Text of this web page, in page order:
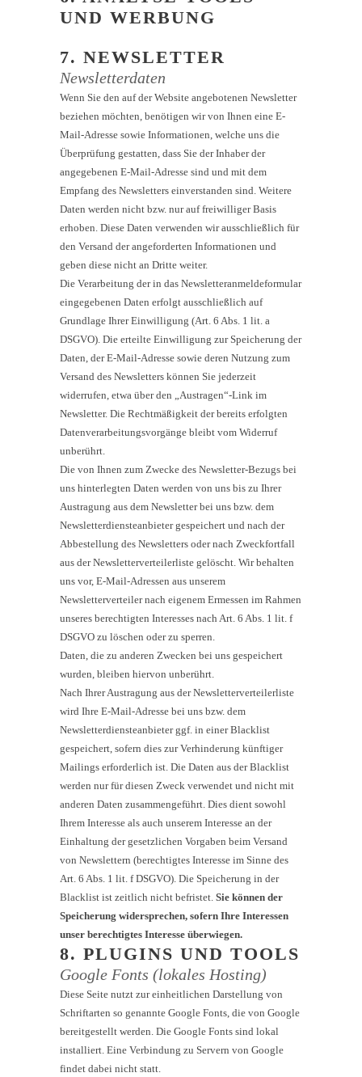
UND WERBUNG
7. NEWSLETTER
Newsletter­daten
Wenn Sie den auf der Website angebotenen Newsletter
beziehen möchten, benötigen wir von Ihnen eine E-
Mail-Adresse sowie Informationen, welche uns die
Überprüfung gestatten, dass Sie der Inhaber der
angegebenen E-Mail-Adresse sind und mit dem
Empfang des Newsletters einverstanden sind. Weitere
Daten werden nicht bzw. nur auf freiwilliger Basis
erhoben. Diese Daten verwenden wir ausschließlich für
den Versand der angeforderten Informationen und
geben diese nicht an Dritte weiter.
Die Verarbeitung der in das Newsletteranmeldeformular
eingegebenen Daten erfolgt ausschließlich auf
Grundlage Ihrer Einwilligung (Art. 6 Abs. 1 lit. a
DSGVO). Die erteilte Einwilligung zur Speicherung der
Daten, der E-Mail-Adresse sowie deren Nutzung zum
Versand des Newsletters können Sie jederzeit
widerrufen, etwa über den „Austragen“-Link im
Newsletter. Die Rechtmäßigkeit der bereits erfolgten
Datenverarbeitungsvorgänge bleibt vom Widerruf
unberührt.
Die von Ihnen zum Zwecke des Newsletter-Bezugs bei
uns hinterlegten Daten werden von uns bis zu Ihrer
Austragung aus dem Newsletter bei uns bzw. dem
Newsletterdiensteanbieter gespeichert und nach der
Abbestellung des Newsletters oder nach Zweckfortfall
aus der Newsletterverteilerliste gelöscht. Wir behalten
uns vor, E-Mail-Adressen aus unserem
Newsletterverteiler nach eigenem Ermessen im Rahmen
unseres berechtigten Interesses nach Art. 6 Abs. 1 lit. f
DSGVO zu löschen oder zu sperren.
Daten, die zu anderen Zwecken bei uns gespeichert
wurden, bleiben hiervon unberührt.
Nach Ihrer Austragung aus der Newsletterverteilerliste
wird Ihre E-Mail-Adresse bei uns bzw. dem
Newsletterdiensteanbieter ggf. in einer Blacklist
gespeichert, sofern dies zur Verhinderung künftiger
Mailings erforderlich ist. Die Daten aus der Blacklist
werden nur für diesen Zweck verwendet und nicht mit
anderen Daten zusammengeführt. Dies dient sowohl
Ihrem Interesse als auch unserem Interesse an der
Einhaltung der gesetzlichen Vorgaben beim Versand
von Newslettern (berechtigtes Interesse im Sinne des
Art. 6 Abs. 1 lit. f DSGVO). Die Speicherung in der
Blacklist ist zeitlich nicht befristet. Sie können der
Speicherung widersprechen, sofern Ihre Interessen
unser berechtigtes Interesse überwiegen.
8. PLUGINS UND TOOLS
Google Fonts (lokales Hosting)
Diese Seite nutzt zur einheitlichen Darstellung von
Schriftarten so genannte Google Fonts, die von Google
bereitgestellt werden. Die Google Fonts sind lokal
installiert. Eine Verbindung zu Servern von Google
findet dabei nicht statt.